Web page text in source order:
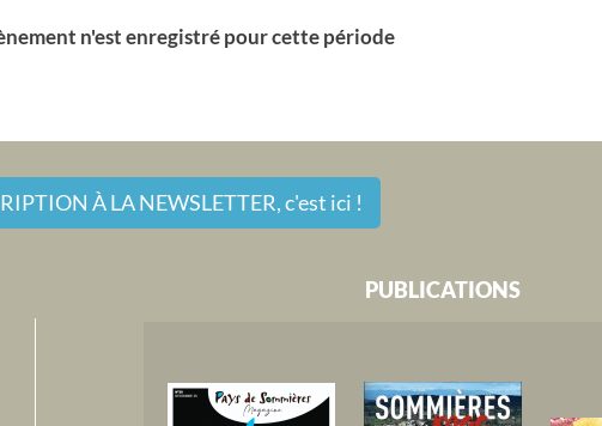
n'est enregistré pour cette période
À LA NEWSLETTER,c'est ici !
PUBLICATIONS